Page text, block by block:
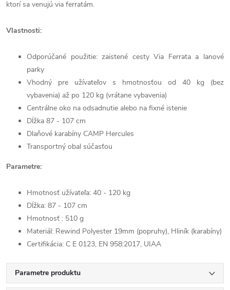
ktorí sa venujú via ferratám.
Vlastnosti:
Odporúčané použitie: zaistené cesty Via Ferrata a lanové
parky
Vhodný pre užívateľov s hmotnosťou od 40 kg (bez
vybavenia) až po 120 kg (vrátane vybavenia)
Centrálne oko na odsadnutie alebo na fixné istenie
Dĺžka 87 - 107 cm
Dlaňové karabíny CAMP Hercules
Transportný obal súčasťou
Parametre:
Hmotnosť užívateľa: 40 - 120 kg
Dĺžka: 87 - 107 cm
Hmotnosť : 510 g
Materiál: Rewind Polyester 19mm (popruhy), Hliník (karabíny)
Certifikácia: C E 0123, EN 958:2017, UIAA
Parametre produktu